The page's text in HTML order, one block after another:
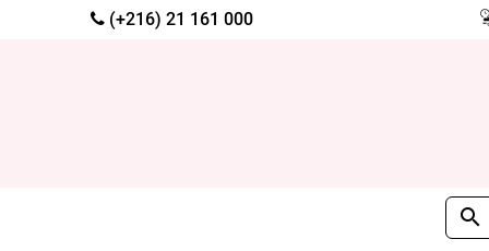
(+216) 21 161 000
